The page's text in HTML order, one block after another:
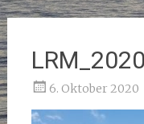
6. Oktober 2020